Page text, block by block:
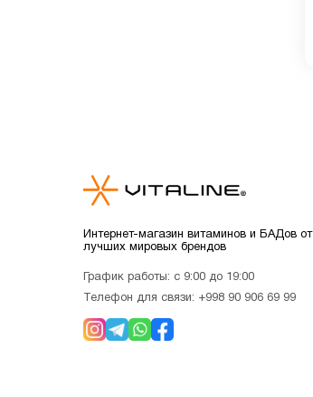
Интернет-магазин витаминов и БАДов от
лучших мировых брендов
График работы: с 9:00 до 19:00
Телефон для связи: +998 90 906 69 99